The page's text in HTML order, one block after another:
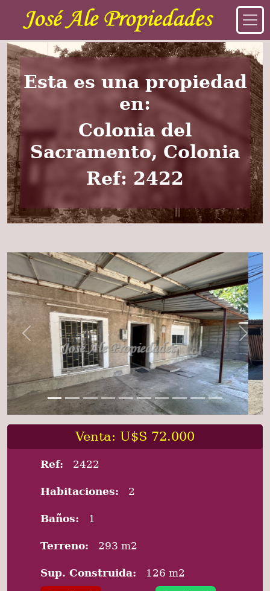
Esta es una propiedad
en:
Colonia del
Sacramento, Colonia
Ref: 2422
Previous Next
Venta: U$S 72.000
Ref: 2422
Habitaciones: 2
Baños: 1
Terreno: 293 m2
Sup. Construida: 126 m2